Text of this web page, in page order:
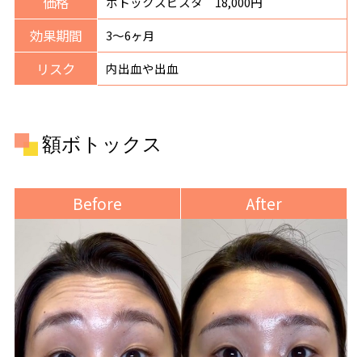
効果期間 3〜6ヶ月
リスク 内出血や出血
額ボトックス
Before After